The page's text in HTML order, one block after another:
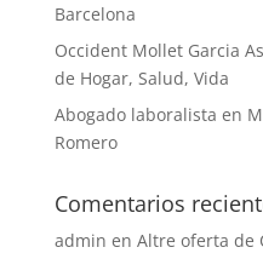
Barcelona
Occident Mollet Garcia
de Hogar, Salud, Vida
Abogado laboralista en
Romero
Comentarios
admin en Altre oferta de